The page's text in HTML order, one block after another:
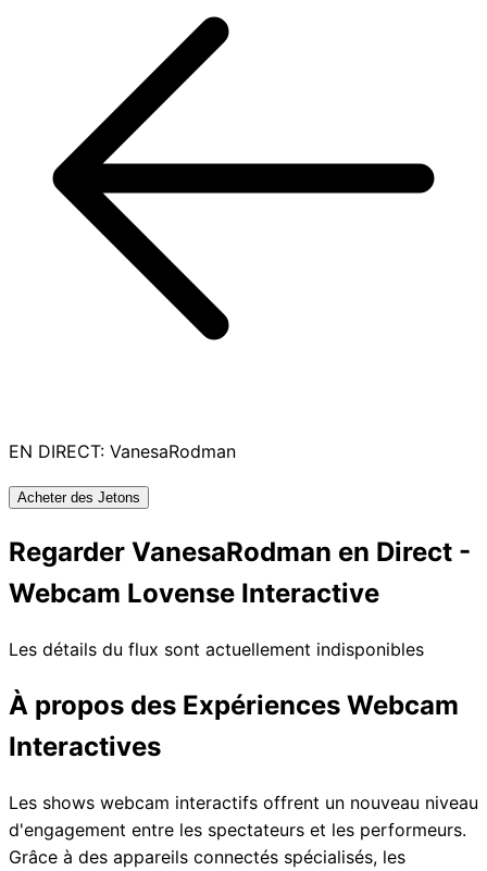
EN DIRECT: VanesaRodman
Acheter des Jetons
Regarder VanesaRodman en Direct -
Webcam Lovense Interactive
Les détails du flux sont actuellement indisponibles
À propos des Expériences Webcam
Interactives
Les shows webcam interactifs offrent un nouveau niveau
d'engagement entre les spectateurs et les performeurs.
Grâce à des appareils connectés spécialisés, les